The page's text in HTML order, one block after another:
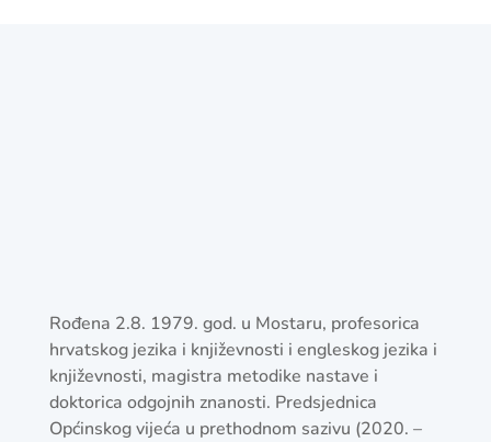
Rođena 2.8. 1979. god. u Mostaru, profesorica
hrvatskog jezika i književnosti i engleskog jezika i
književnosti, magistra metodike nastave i
doktorica odgojnih znanosti. Predsjednica
Općinskog vijeća u prethodnom sazivu (2020. –